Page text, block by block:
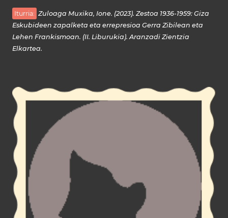
Iturria: Zuloaga Muxika, Ione. (2023). Zestoa 1936-1959: Giza
Eskubideen zapalketa eta errepresioa Gerra Zibilean eta
Lehen Frankismoan. (II. Liburukia). Aranzadi Zientzia
Elkartea.